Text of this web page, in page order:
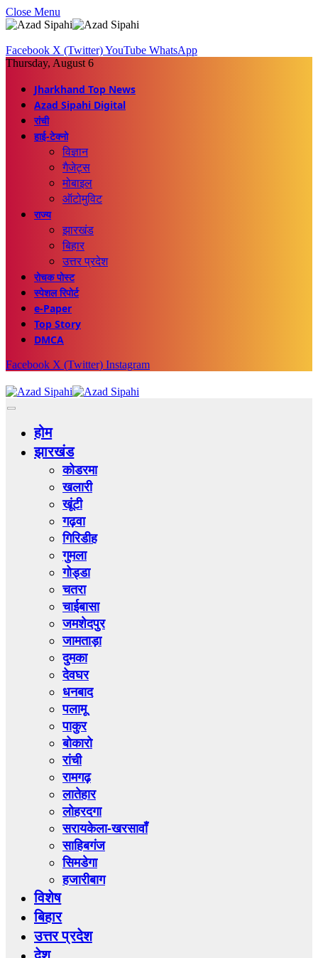
Close Menu
Facebook X (Twitter)YouTube WhatsApp
Thursday, August 6
Jharkhand Top News
Azad Sipahi Digital
रांची
हाई-टेक्नो
विज्ञान
गैजेट्स
मोबाइल
ऑटोमुविट
राज्य
झारखंड
बिहार
उत्तर प्रदेश
रोचक पोस्ट
स्पेशल रिपोर्ट
e-Paper
Top Story
DMCA
Facebook X (Twitter) Instagram
होम
झारखंड
कोडरमा
खलारी
खूंटी
गढ़वा
गिरिडीह
गुमला
गोड्डा
चतरा
चाईबासा
जमशेदपुर
जामताड़ा
दुमका
देवघर
धनबाद
पलामू
पाकुर
बोकारो
रांची
रामगढ़
लातेहार
लोहरदगा
सरायकेला-खरसावाँ
साहिबगंज
सिमडेगा
हजारीबाग
विशेष
बिहार
उत्तर प्रदेश